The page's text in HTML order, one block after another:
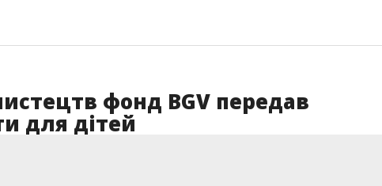
фонд BGV передав
для дітей